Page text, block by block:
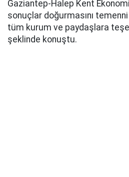
Gaziantep-Halep Kent
sonuçlar doğurmasını
tüm kurum ve paydaşlara
şeklinde konuştu.